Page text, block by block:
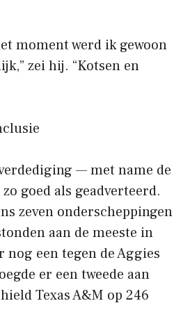
moment werd ik gewoon
zei hij. “Kotsen en
— met name de
goed als geadverteerd.
zeven onderscheppingen
aan de meeste in
nog een tegen de Aggies
er een tweede aan
Texas A&M op 246